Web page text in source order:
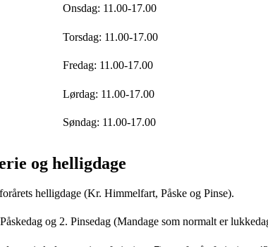
Onsdag: 11.00-17.00
Torsdag: 11.00-17.00
Fredag: 11.00-17.00
Lørdag: 11.00-17.00
Søndag: 11.00-17.00
og helligdage
helligdage (Kr. Himmelfart, Påske og Pinse).
og 2. Pinsedag (Mandage som normalt er